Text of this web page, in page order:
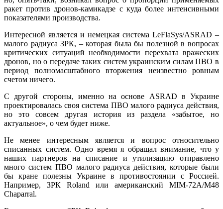
ракет против дронов-камикадзе с куда более интенсивными
показателями производства.
Интересной является и немецкая система LeFlaSys/ASRAD –
малого радиуса ЗРК, – которая была бы полезной в вопросах
критических ситуаций необходимости перехвата вражеских
дронов, но о передаче таких систем украинским силам ПВО в
период полномасштабного вторжения неизвестно ровным
счетом ничего.
С другой стороны, именно на основе ASRAD в Украине
проектировалась своя система ПВО малого радиуса действия,
но это совсем другая история из раздела «забытое, но
актуальное», о чем будет ниже.
Не менее интересным является и вопрос относительно
списанных систем. Одно время я обращал внимание, что у
наших партнеров на списание и утилизацию отправлено
много систем ПВО малого радиуса действия, которые были
бы кране полезны Украине в противостоянии с Россией.
Например, ЗРК Roland или американский MIM-72A/M48
Chaparral.